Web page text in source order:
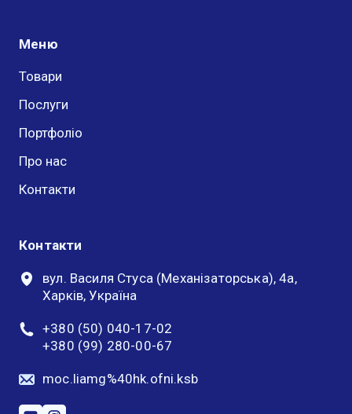
Меню
Товари
Послуги
Портфоліо
Про нас
Контакти
Контакти
вул. Василя Стуса (Механізаторська), 4а,
Харків, Україна
+380 (50) 040-17-02
+380 (99) 280-00-67
moc.liamg%40hk.ofni.ksb